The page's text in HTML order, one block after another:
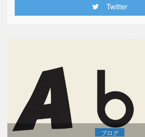
Twitter
ブログ